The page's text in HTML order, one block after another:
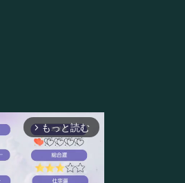
arrow_forward_ios もっと読む